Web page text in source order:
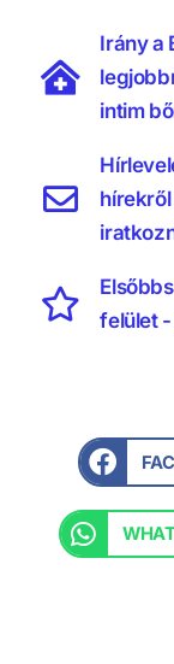
Irány a
intim
felület